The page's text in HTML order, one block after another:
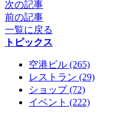
次の記事
前の記事
一覧に戻る
トピックス
空港ビル (265)
レストラン (29)
ショップ (72)
イベント (222)